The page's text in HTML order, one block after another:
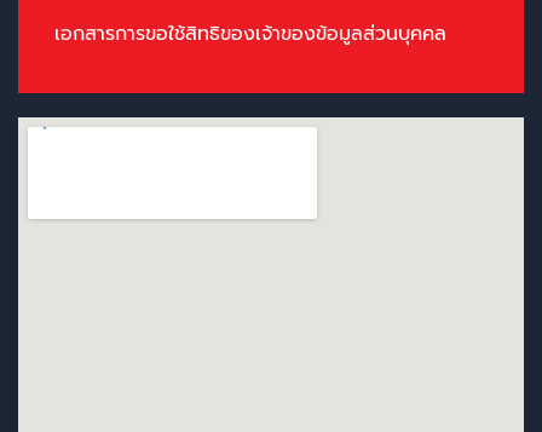
เอกสารการขอใช้สิทธิของเจ้าของข้อมูลส่วนบุคคล